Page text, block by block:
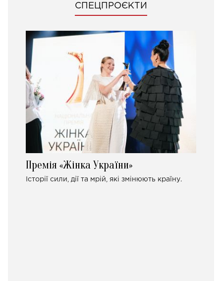
СПЕЦПРОЄКТИ
Премія «Жінка України»
Історії сили, дії та мрій, які змінюють країну.